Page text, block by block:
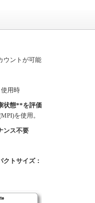
ウントが可能
用時
状態**を評価
を使用。
ンス不要
トサイズ：